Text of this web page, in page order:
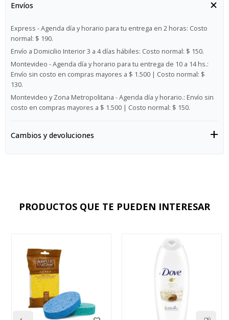
Envíos
Express - Agenda día y horario para tu entrega en 2 horas: Costo
normal: $ 190.
Envío a Domicilio Interior 3 a 4 días hábiles: Costo normal: $ 150.
Montevideo - Agenda día y horario para tu entrega de 10 a 14 hs.:
Envío sin costo en compras mayores a $ 1.500 | Costo normal: $
130.
Montevideo y Zona Metropolitana - Agenda día y horario.: Envío sin
costo en compras mayores a $ 1.500 | Costo normal: $ 150.
Cambios y devoluciones
PRODUCTOS QUE TE PUEDEN INTERESAR